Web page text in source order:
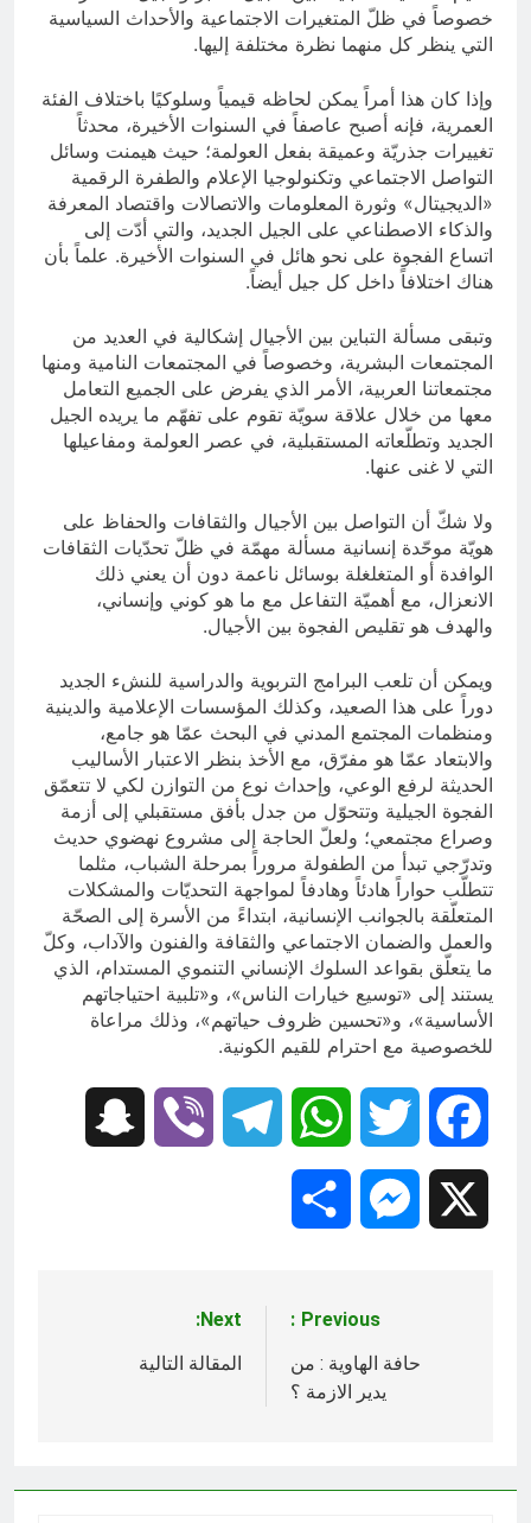
خصوصاً في ظلّ المتغيرات الاجتماعية والأحداث السياسية
التي ينظر كل منهما نظرة مختلفة إليها.
وإذا كان هذا أمراً يمكن لحاظه قيمياً وسلوكيًا باختلاف الفئة
العمرية، فإنه أصبح عاصفاً في السنوات الأخيرة، محدثاً
تغييرات جذريّة وعميقة بفعل العولمة؛ حيث هيمنت وسائل
التواصل الاجتماعي وتكنولوجيا الإعلام والطفرة الرقمية
«الديجيتال» وثورة المعلومات والاتصالات واقتصاد المعرفة
والذكاء الاصطناعي على الجيل الجديد، والتي أدّت إلى
اتساع الفجوة على نحو هائل في السنوات الأخيرة. علماً بأن
هناك اختلافاً داخل كل جيل أيضاً.
وتبقى مسألة التباين بين الأجيال إشكالية في العديد من
المجتمعات البشرية، وخصوصاً في المجتمعات النامية ومنها
مجتمعاتنا العربية، الأمر الذي يفرض على الجميع التعامل
معها من خلال علاقة سويّة تقوم على تفهّم ما يريده الجيل
الجديد وتطلّعاته المستقبلية، في عصر العولمة ومفاعيلها
التي لا غنى عنها.
ولا شكّ أن التواصل بين الأجيال والثقافات والحفاظ على
هويّة موحّدة إنسانية مسألة مهمّة في ظلّ تحدّيات الثقافات
الوافدة أو المتغلغلة بوسائل ناعمة دون أن يعني ذلك
الانعزال، مع أهميّة التفاعل مع ما هو كوني وإنساني،
والهدف هو تقليص الفجوة بين الأجيال.
ويمكن أن تلعب البرامج التربوية والدراسية للنشء الجديد
دوراً على هذا الصعيد، وكذلك المؤسسات الإعلامية والدينية
ومنظمات المجتمع المدني في البحث عمّا هو جامع،
والابتعاد عمّا هو مفرّق، مع الأخذ بنظر الاعتبار الأساليب
الحديثة لرفع الوعي، وإحداث نوع من التوازن لكي لا تتعمّق
الفجوة الجيلية وتتحوّل من جدل بأفق مستقبلي إلى أزمة
وصراع مجتمعي؛ ولعلّ الحاجة إلى مشروع نهضوي حديث
وتدرّجي تبدأ من الطفولة مروراً بمرحلة الشباب، مثلما
تتطلّب حواراً هادئاً وهادفاً لمواجهة التحديّات والمشكلات
المتعلّقة بالجوانب الإنسانية، ابتداءً من الأسرة إلى الصحّة
والعمل والضمان الاجتماعي والثقافة والفنون والآداب، وكلّ
ما يتعلّق بقواعد السلوك الإنساني التنموي المستدام، الذي
يستند إلى «توسيع خيارات الناس»، و«تلبية احتياجاتهم
الأساسية»، و«تحسين ظروف حياتهم»، وذلك مراعاة
للخصوصية مع احترام للقيم الكونية.
Facebook
Twitter
WhatsApp
Telegram
Viber
Messenger
المقالات
Previous:
حافة الهاوية : من
يدير الازمة ؟
Next:
المقالة التالية